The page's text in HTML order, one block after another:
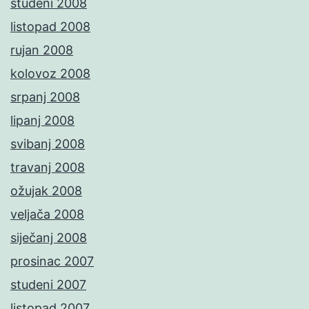
studeni 2008
listopad 2008
rujan 2008
kolovoz 2008
srpanj 2008
lipanj 2008
svibanj 2008
travanj 2008
ožujak 2008
veljača 2008
siječanj 2008
prosinac 2007
studeni 2007